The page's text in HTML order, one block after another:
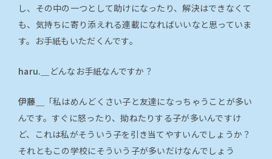
し、その中の一つとして助けになったり、解決はできなくて
も、気持ちに寄り添えれる連載になればいいなと思っていま
す。お手紙もいただくんです。
haru.＿ どんなお手紙なんですか？
伊藤＿
「私はめんどくさい子と友達になっちゃうことが多い
んです。すぐに怒ったり、拗ねたりする子が多いんですけ
ど、これは私がそういう子を引き当てやすいんでしょうか？
それともこの学校にそういう子が多いだけなんでしょう